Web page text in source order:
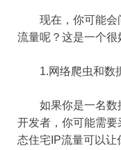
现在，你可能会
流量呢？这是一个很
1.网络爬虫和数
如果你是一名数
开发者，你可能需
态住宅IP流量可以